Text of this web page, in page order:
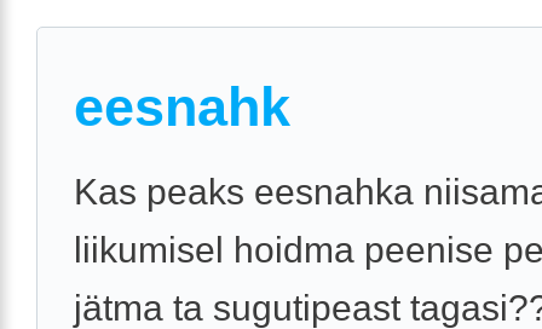
eesnahk
Kas peaks eesnahka
liikumisel hoidma peenise
jätma ta sugutipeast